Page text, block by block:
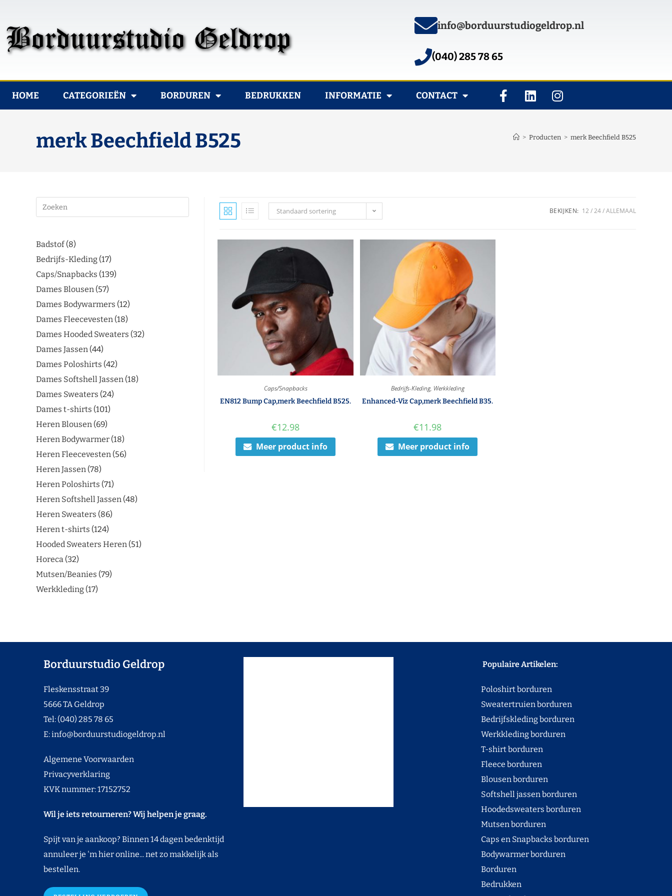
info@borduurstudiogeldrop.nl
(040) 285 78 65
HOME CATEGORIEËN BORDUREN BEDRUKKEN INFORMATIE CONTACT
merk Beechfield B525 > Producten > merk Beechfield B525
Standaard sortering BEKIJKEN: 12 24 ALLEMAAL
Caps/Snapbacks
EN812 Bump Cap,merk Beechfield B525.
€12.98
Meer product info
Bedrijfs-Kleding, Werkkleding
Enhanced-Viz Cap,merk Beechfield B35.
€11.98
Meer product info
Badstof 8
Bedrijfs-Kleding 17
Caps/Snapbacks 139
Dames Blousen 57
Dames Bodywarmers 12
Dames Fleecevesten 18
Dames Hooded Sweaters 32
Dames Jassen 44
Dames Poloshirts 42
Dames Softshell Jassen 18
Dames Sweaters 24
Dames t-shirts 101
Heren Blousen 69
Heren Bodywarmer 18
Heren Fleecevesten 56
Heren Jassen 78
Heren Poloshirts 71
Heren Softshell Jassen 48
Heren Sweaters 86
Heren t-shirts 124
Hooded Sweaters Heren 51
Horeca 32
Mutsen/Beanies 79
Werkkleding 17
Borduurstudio Geldrop
Fleskensstraat 39
5666 TA Geldrop
Tel: (040) 285 78 65
E:info@borduurstudiogeldrop.nl
Algemene Voorwaarden
Privacyverklaring
KVK nummer: 17152752
Wil je iets retourneren? Wij helpen je graag.
Spijt van je aankoop? Binnen 14 dagen bedenktijd
annuleer je 'm hier online... net zo makkelijk als
bestellen.
Populaire Artikelen:
Poloshirt borduren
Sweatertruien borduren
Bedrijfskleding borduren
Werkkleding borduren
T-shirt borduren
Fleece borduren
Blousen borduren
Softshell jassen borduren
Hoodedsweaters borduren
Mutsen borduren
Caps en Snapbacks borduren
Bodywarmer borduren
Borduren
Bedrukken